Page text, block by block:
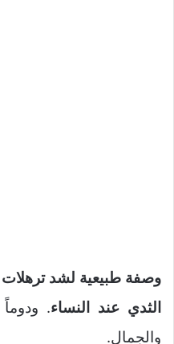
وصفة طبيعية لشد ترهلات
الثدي عند النساء.
والجمال.